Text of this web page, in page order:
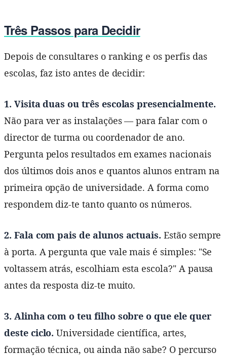
Três Passos para Decidir
Depois de consultares o ranking e os perfis das
escolas, faz isto antes de decidir:
1. Visita duas ou três escolas presencialmente.
Não para ver as instalações — para falar com o
director de turma ou coordenador de ano.
Pergunta pelos resultados em exames nacionais
dos últimos dois anos e quantos alunos entram na
primeira opção de universidade. A forma como
respondem diz-te tanto quanto os números.
2. Fala com pais de alunos actuais. Estão sempre
à porta. A pergunta que vale mais é simples: "Se
voltassem atrás, escolhiam esta escola?" A pausa
antes da resposta diz-te muito.
3. Alinha com o teu filho sobre o que ele quer
deste ciclo. Universidade científica, artes,
formação técnica, ou ainda não sabe? O percurso